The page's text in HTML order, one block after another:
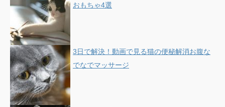
おもちゃ4選
3日で解決！動画で見る猫の便秘解消お腹な
でなでマッサージ